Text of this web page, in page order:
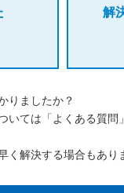
解
りましたか？
いては「よくある質問
く解決する場合もあり